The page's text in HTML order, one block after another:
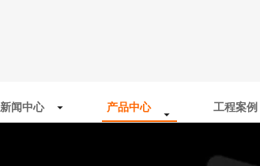
新闻中心 产品中心 工程案例